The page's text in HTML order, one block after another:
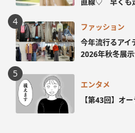
直線♡ 早くも
ファッション
今年流行るア
2026年秋冬展
エンタメ
【第43回】オ